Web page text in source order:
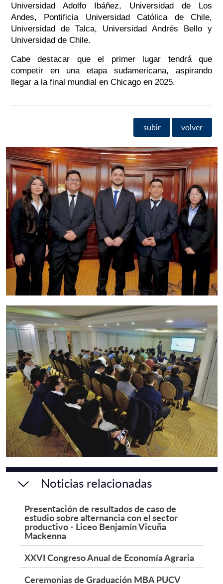
Universidad Adolfo Ibáñez, Universidad de Los
Andes, Pontificia Universidad Católica de Chile,
Universidad de Talca, Universidad Andrés Bello y
Universidad de Chile.
Cabe destacar que el primer lugar tendrá que
competir en una etapa sudamericana, aspirando
llegar a la final mundial en Chicago en 2025.
subir volver
Noticias relacionadas
Presentación de resultados de caso de
estudio sobre alternancia con el sector
productivo - Liceo Benjamín Vicuña
Mackenna
XXVI Congreso Anual de Economía Agraria
Ceremonias de Graduación MBA PUCV